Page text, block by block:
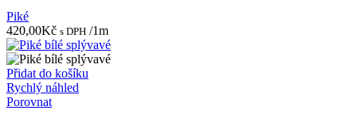
Piké
420,00Kč s DPH /1m
Přidat do košíku
Rychlý náhled
Porovnat